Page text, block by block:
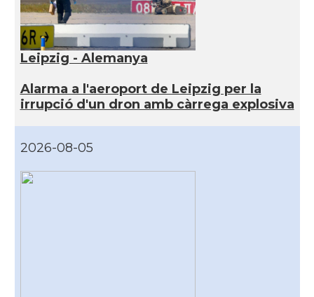
Leipzig - Alemanya
Alarma a l'aeroport de Leipzig per la
irrupció d'un dron amb càrrega explosiva
2026-08-05